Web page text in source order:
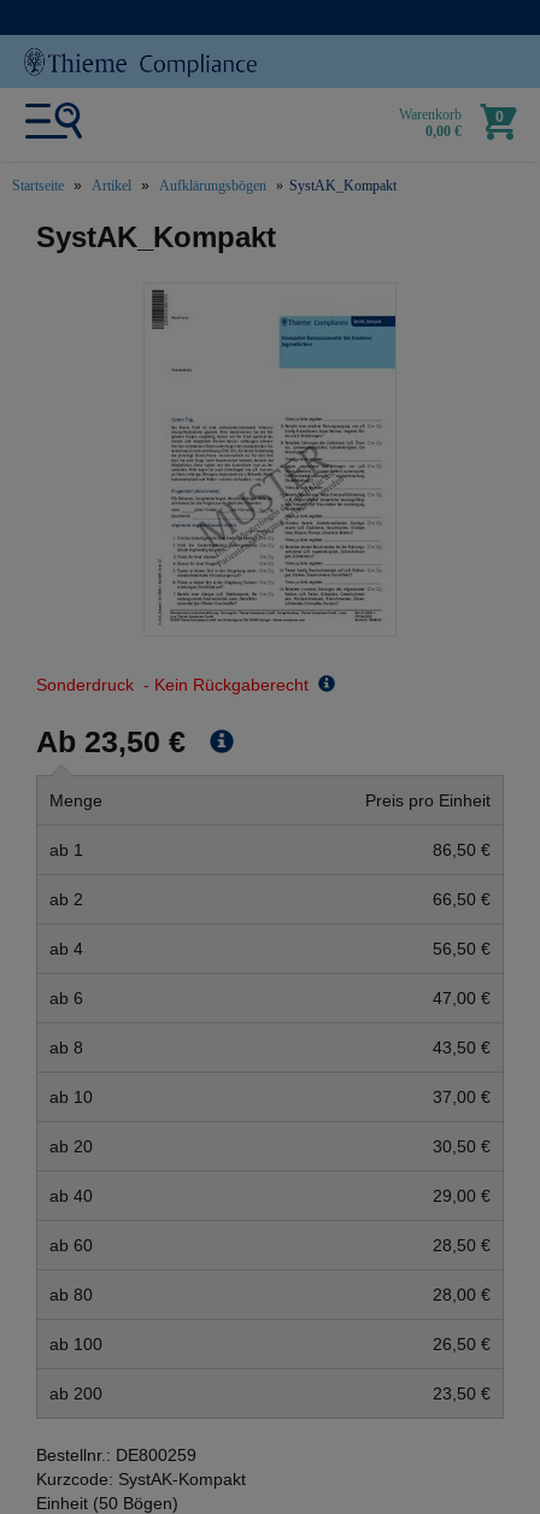
Warenkorb
0,00 €
0
Startseite Artikel Aufklärungsbögen SystAK_Kompakt
text.skipToContent
text.skipToNavigation
SystAK_Kompakt
Sonderdruck - Kein Rückgaberecht
Ab 23,50 €
Menge Preis pro Einheit
ab 1 86,50 €
ab 2 66,50 €
ab 4 56,50 €
ab 6 47,00 €
ab 8 43,50 €
ab 10 37,00 €
ab 20 30,50 €
ab 40 29,00 €
ab 60 28,50 €
ab 80 28,00 €
ab 100 26,50 €
ab 200 23,50 €
Bestellnr.: DE800259
Kurzcode: SystAK-Kompakt
Einheit (50 Bögen)